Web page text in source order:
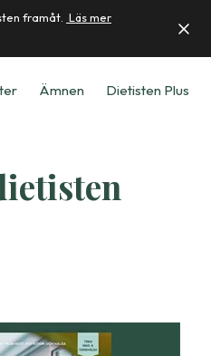
framåt. Läs mer
Ämnen Dietisten Plus